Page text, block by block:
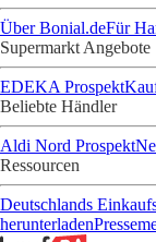
Über Bonial.deFür
Supermarkt Angebote
EDEKA Prospekt
Beliebte Händler
Aldi Nord Prospekt
Ressourcen
Deutschlands
herunterladen